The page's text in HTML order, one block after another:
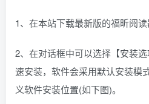
1、在本站下载最新版的福昕阅读
2、在对话框中可以选择【安装
速安装，软件会采用默认安装模
义软件安装位置(如下图)。